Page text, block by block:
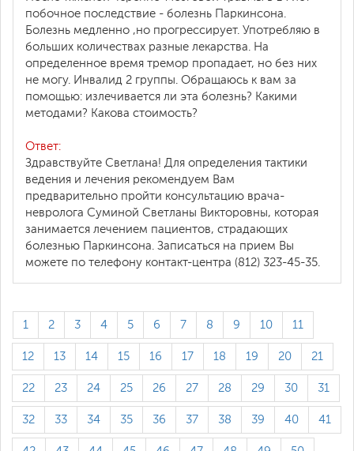
побочное последствие - болезнь Паркинсона.
Болезнь медленно ,но прогрессирует. Употребляю в
больших количествах разные лекарства. На
определенное время тремор пропадает, но без них
не могу. Инвалид 2 группы. Обращаюсь к вам за
помощью: излечивается ли эта болезнь? Какими
методами? Какова стоимость?
Ответ:
Здравствуйте Светлана! Для определения тактики
ведения и лечения рекомендуем Вам
предварительно пройти консультацию врача-
невролога Суминой Светланы Викторовны, которая
занимается лечением пациентов, страдающих
болезнью Паркинсона. Записаться на прием Вы
можете по телефону контакт-центра (812) 323-45-35.
1 2 3 4 5 6 7 8 9 10 11
12 13 14 15 16 17 18 19 20 21
22 23 24 25 26 27 28 29 30 31
32 33 34 35 36 37 38 39 40 41